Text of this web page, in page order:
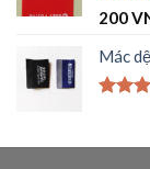
Được
4.005
sao
200
Mác
4.005